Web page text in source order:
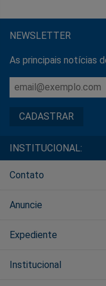
NEWSLETTER
As principais notícias
INSTITUCIONAL:
Contato
Anuncie
Expediente
Institucional